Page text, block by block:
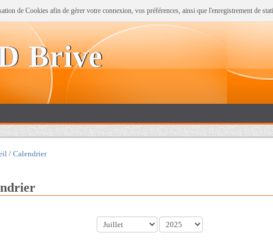
de Cookies afin de gérer votre connexion, vos préférences, ainsi que l'enregistrement de
Brive
Calendrier
mois année